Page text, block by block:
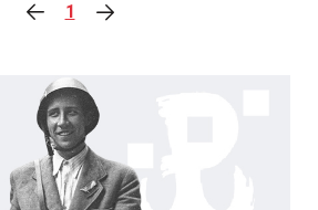
1